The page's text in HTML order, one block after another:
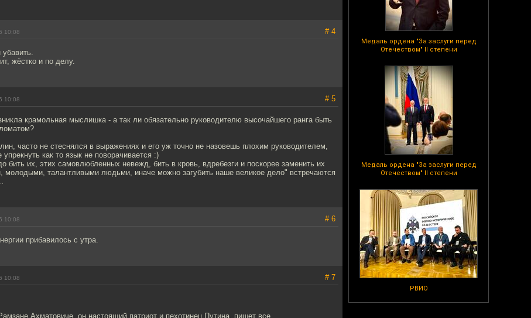
Медаль ордена "За заслуги перед
Отечеством" II степени
Медаль ордена "За заслуги перед
Отечеством" II степени
РВИО
10:08 # 4
убавить.
жёстко и по делу.
10:08 # 5
крамольная мыслишка - а так ли обязательно руководителю высочайшего ранга быть
часто не стеснялся в выражениях и его уж точно не назовешь плохим руководителем,
как то язык не поворачивается :)
бить их, этих самовлюбленных невежд, бить в кровь, вдребезги и поскорее заменить их
молодыми, талантливыми людьми, иначе можно загубить наше великое дело" встречаются
10:08 # 6
прибавилось с утра.
10:08 # 7
Ахматовиче, он настоящий патриот и пехотинец Путина, пишет все